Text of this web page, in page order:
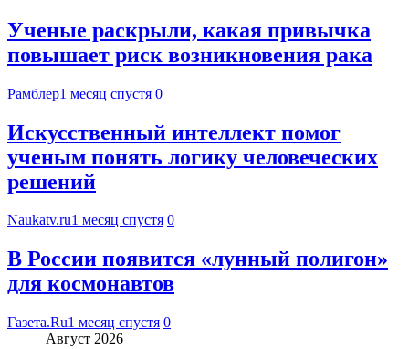
Ученые раскрыли, какая привычка
повышает риск возникновения рака
Рамблер1 месяц спустя 0
Искусственный интеллект помог
ученым понять логику человеческих
решений
Naukatv.ru1 месяц спустя 0
В России появится «лунный полигон»
для космонавтов
Газета.Ru1 месяц спустя 0
Август 2026